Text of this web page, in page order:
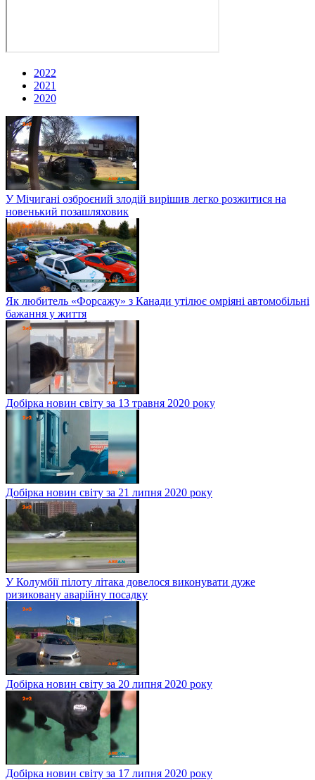
2022
2021
2020
У Мічигані озброєний злодій вирішив легко розжитися на
новенький позашляховик
Як любитель «Форсажу» з Канади утілює омріяні автомобільні
бажання у життя
Добірка новин світу за 13 травня 2020 року
Добірка новин світу за 21 липня 2020 року
У Колумбії пілоту літака довелося виконувати дуже
ризиковану аварійну посадку
Добірка новин світу за 20 липня 2020 року
Добірка новин світу за 17 липня 2020 року